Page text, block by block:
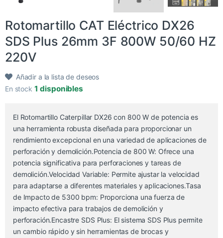
Rotomartillo CAT Eléctrico DX26
SDS Plus 26mm 3F 800W 50/60 HZ
220V
Añadir a la lista de deseos
En stock 1 disponibles
El Rotomartillo Caterpillar DX26 con 800 W de potencia es
una herramienta robusta diseñada para proporcionar un
rendimiento excepcional en una variedad de aplicaciones de
perforación y demolición.Potencia de 800 W: Ofrece una
potencia significativa para perforaciones y tareas de
demolición.Velocidad Variable: Permite ajustar la velocidad
para adaptarse a diferentes materiales y aplicaciones.Tasa
de Impacto de 5300 bpm: Proporciona una fuerza de
impacto efectiva para trabajos de demolición y
perforación.Encastre SDS Plus: El sistema SDS Plus permite
un cambio rápido y sin herramientas de brocas y